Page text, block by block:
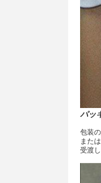
パッ
包装
また
受渡